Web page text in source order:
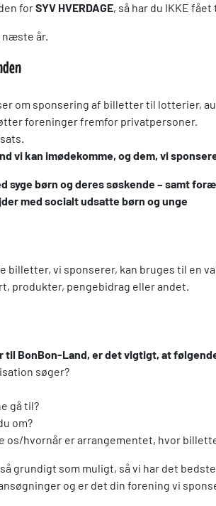
forSYV HVERDAGE, så har du IKKE
næste år.
om sponsering af billetter til lotterier,
foreninger fremfor privatpersoner.
vi kan imødekomme, og dem, vi
børn og deres søskende – samt
med socialt udsatte børn og unge
billetter, vi sponserer, kan bruges til en
produkter, pengebidrag eller andet.
til BonBon-Land, er det vigtigt, at
søger?
gå til?
om?
hvornår er arrangementet, hvor
grundigt som muligt, så vi har det
og er det din forening vi